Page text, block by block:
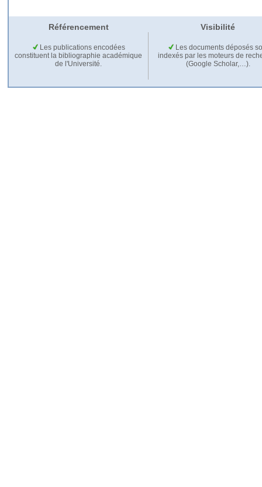
Référencement Visibilité
Les publications encodées
constituent la bibliographie académique
de l'Université.
Les documents déposés
indexés par les moteurs de
(Google Scholar,…).